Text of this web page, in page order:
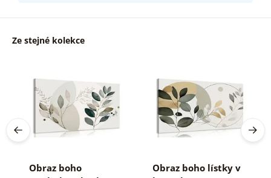
Ze stejné kolekce
Obraz boho
Obraz boho lístky v